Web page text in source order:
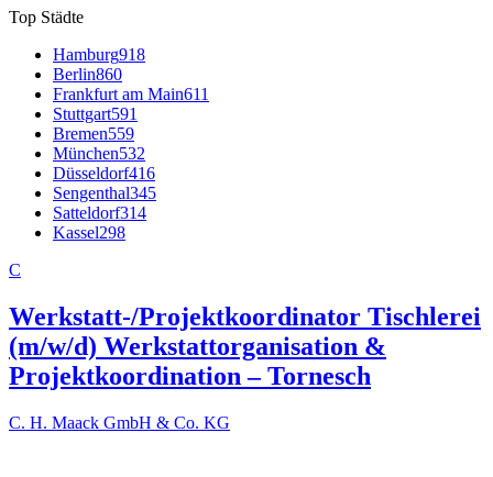
Top Städte
Hamburg918
Berlin860
Frankfurt am Main611
Stuttgart591
Bremen559
München532
Düsseldorf416
Sengenthal345
Satteldorf314
Kassel298
C
Werkstatt-/Projektkoordinator Tischlerei
(m/w/d) Werkstattorganisation &
Projektkoordination – Tornesch
C. H. Maack GmbH & Co. KG